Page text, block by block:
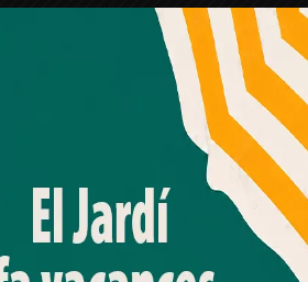
que es fa un ús molt
les Tres Torres.
de les Tres Torres després
fet arribar:
un increment del
ha generat un
nosaltres fem servir galetes o
per emmagatzemar, accedir i
com la seva visita a aquest lloc
seu consentiment o oposar-se al
basat en interessos legítims en
fent clic a "Ajustos de cookies" o a la
en aquest lloc web. Si cliques
teu consentiment